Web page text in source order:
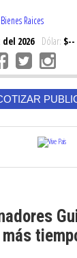
Bienes Raices
2026Dólar: $--